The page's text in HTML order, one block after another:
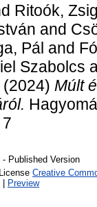
Ritoók,
and
Pál and
Szabolcs
(2024) Múlt
- Published Version
Creative
Preview